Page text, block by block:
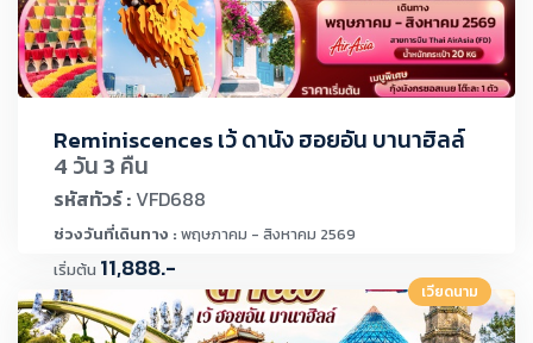
Reminiscences เว้ ดานัง ฮอยอัน บานาฮิลล์
4 วัน 3 คืน
รหัสทัวร์ : VFD688
ช่วงวันที่เดินทาง : พฤษภาคม - สิงหาคม 2569
เริ่มต้น 11,888.-
เวียดนาม